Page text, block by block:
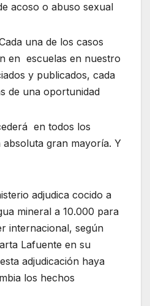
acoso o abuso sexual
una de los casos
en escuelas en nuestro
y publicados, cada
de una oportunidad
en todos los
gran mayoría. Y
adjudica cocido a
mineral a 10.000 para
internacional, según
Lafuente en su
adjudicación haya
los hechos